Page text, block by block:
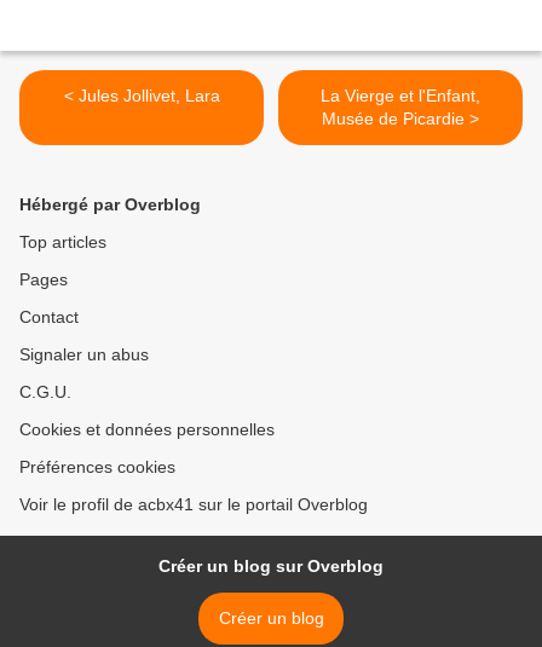
< Jules Jollivet, Lara
La Vierge et l'Enfant,
Musée de Picardie >
Hébergé par Overblog
Top articles
Pages
Contact
Signaler un abus
C.G.U.
Cookies et données personnelles
Préférences cookies
Voir le profil de acbx41 sur le portail Overblog
Créer un blog sur Overblog
Créer un blog